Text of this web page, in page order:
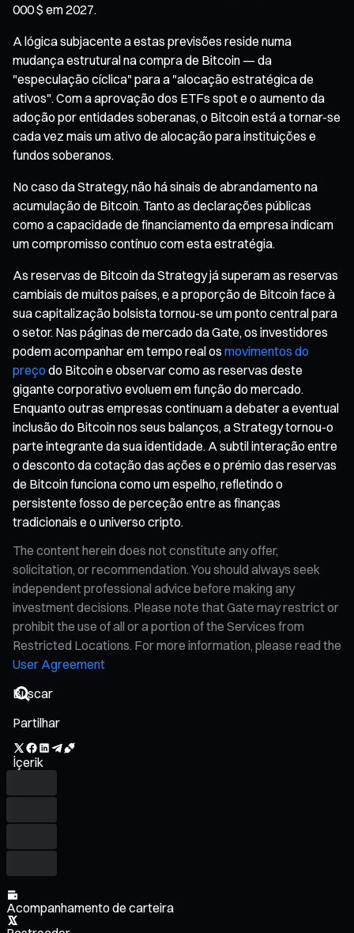
000 $ em 2027.
A lógica subjacente a estas previsões reside numa
mudança estrutural na compra de Bitcoin — da
"especulação cíclica" para a "alocação estratégica de
ativos". Com a aprovação dos ETFs spot e o aumento da
adoção por entidades soberanas, o Bitcoin está a tornar-se
cada vez mais um ativo de alocação para instituições e
fundos soberanos.
No caso da Strategy, não há sinais de abrandamento na
acumulação de Bitcoin. Tanto as declarações públicas
como a capacidade de financiamento da empresa indicam
um compromisso contínuo com esta estratégia.
As reservas de Bitcoin da Strategy já superam as reservas
cambiais de muitos países, e a proporção de Bitcoin face à
sua capitalização bolsista tornou-se um ponto central para
o setor. Nas páginas de mercado da Gate, os investidores
podem acompanhar em tempo real os movimentos do
preçodo Bitcoin e observar como as reservas deste
gigante corporativo evoluem em função do mercado.
Enquanto outras empresas continuam a debater a eventual
inclusão do Bitcoin nos seus balanços, a Strategy tornou-o
parte integrante da sua identidade. A subtil interação entre
o desconto da cotação das ações e o prémio das reservas
de Bitcoin funciona como um espelho, refletindo o
persistente fosso de perceção entre as finanças
tradicionais e o universo cripto.
The content herein does not constitute any offer,
solicitation, or recommendation. You should always seek
independent professional advice before making any
investment decisions. Please note that Gate may restrict or
prohibit the use of all or a portion of the Services from
Restricted Locations. For more information, please read the
User Agreement
Partilhar
İçerik
Acompanhamento de carteira